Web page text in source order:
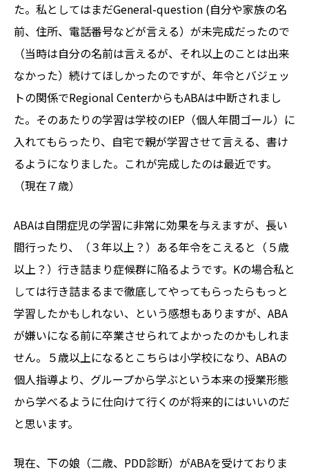
た。私としてはまだGeneral-question (自分や家族の名
前、住所、電話番号などが言える）が未完成だったので
（当時は自分の名前は言えるが、それ以上のことは出来
なかった）続けてほしかったのですが、年令とバジェッ
トの関係でRegional CenterからもABAは中断されまし
た。そのあたりの学習は学校のIEP（個人年間ゴール）に
入れてもらったり、自宅で親が学習させて言える、書け
るようになりました。これが完成したのは最近です。
（現在７歳）
ABAは自閉症児の学習に非常に効果を与えますが、長い
間行ったり、（３年以上？）ある年令をこえると（５歳
以上？）行き詰まり症候群に陥るようです。Kの場合私と
しては行き詰まるまで徹底してやってもらったらもっと
学習したかもしれない、という感想もありますが、ABA
が嫌いになる前に卒業させられてよかったのかもしれま
せん。５歳以上になるとこちらは小学校になり、ABAの
個人指導より、グループから学ぶという本来の授業形態
から学べるように仕向けて行くのが将来的にはいいのだ
と思います。
現在、下の娘（二歳、PDD診断）がABAを受けておりま